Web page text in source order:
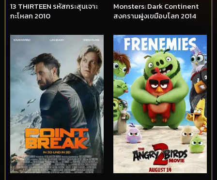
13 THIRTEEN รหัสกระสุนเจาะ
กะโหลก 2010
Monsters: Dark Continent
สงครามฝูงเขมือบโลก 2014